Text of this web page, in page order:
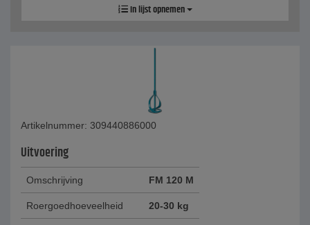
In lijst opnemen
Artikelnummer: 309440886000
Uitvoering
Omschrijving FM 120 M
Roergoedhoeveelheid 20-30 kg